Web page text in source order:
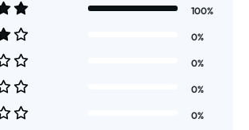
Bewertung von 5 von 5 Sternen
100%
Bewertung von 4 von 5 Sternen
0%
Bewertung von 3 von 5 Sternen
0%
Bewertung von 2 von 5 Sternen
0%
0%